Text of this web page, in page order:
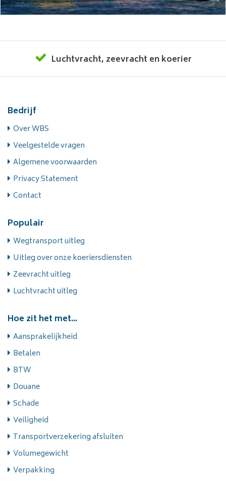
Luchtvracht, zeevracht enkoerier
Bedrijf
Over WBS
Veelgestelde vragen
Algemene voorwaarden
Privacy Statement
Contact
Populair
Wegtransport uitleg
Uitleg over onze koeriersdiensten
Zeevracht uitleg
Luchtvracht uitleg
Hoe zit het met...
Aansprakelijkheid
Betalen
BTW
Douane
Schade
Veiligheid
Transportverzekering afsluiten
Volumegewicht
Verpakking